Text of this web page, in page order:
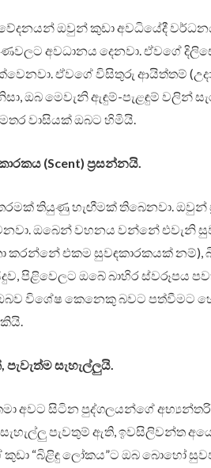
ඔවුන් කුඩා අවධියේදී
අවධානය දෙනවා. ඒවගේ
ඒවගේ විසිතුරු ආයිත්තම්
ඔබ මෙවැනි ඇඳුම්-පැළඳුම් වලින්
වාසියක් ඔබට හිමියි.
(Scent) ප්‍රසන්නයි.
තරමක් තියුණු හැඟීමක් තිබෙනවා. ඔවුන්
ඔබෙන් වහනය වන්නේ එවැනි
කරන්නේ එකම සුවඳකාරකයක්
පිළිවෙලට ඔබේ බාහිර ස්වරූපය
විශේෂ කෙනෙකු බවට පත්වීමට
සැහැල්ලුයි.
අවට සිටින පුද්ගලයන්ගේ
පැවතුම් ඇති, ඉවසිලිවන්ත
කුඩා “බිළිඳු ලෝකය”ට ඔබ බොහෝ